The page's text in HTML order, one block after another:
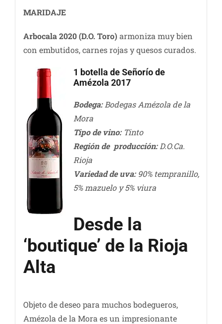
MARIDAJE
Arbocala 2020 (D.O. Toro) armoniza muy bien
con embutidos, carnes rojas y quesos curados.
1 botella de Señorío de
Amézola 2017
Bodega:Bodegas Amézola de la
Mora
Tipo de vino:Tinto
Región de producción:D.O.Ca.
Rioja
Variedad de uva:90% tempranillo,
5% mazuelo y 5% viura
Desde la
‘boutique’ de la Rioja
Alta
Objeto de deseo para muchos bodegueros,
Amézola de la Mora es un impresionante